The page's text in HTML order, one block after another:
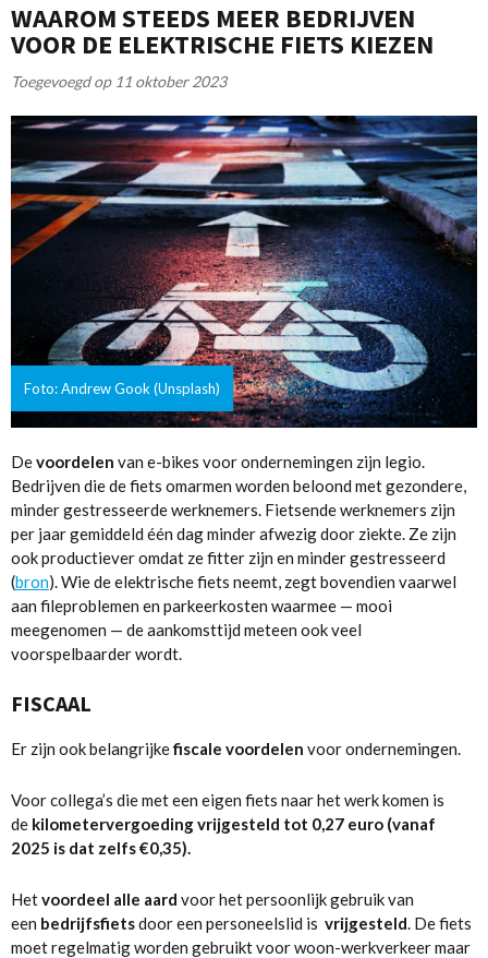
WAAROM STEEDS MEER BEDRIJVEN
VOOR DE ELEKTRISCHE FIETS KIEZEN
Toegevoegd op 11 oktober 2023
Foto: Andrew Gook (Unsplash)
Devoordelen van e-bikes voor ondernemingen zijn legio.
Bedrijven die de fiets omarmen worden beloond met gezondere,
minder gestresseerde werknemers. Fietsende werknemers zijn
per jaar gemiddeld één dag minder afwezig door ziekte. Ze zijn
ook productiever omdat ze fitter zijn en minder gestresseerd
(bron). Wie de elektrische fiets neemt, zegt bovendien vaarwel
aan fileproblemen en parkeerkosten waarmee — mooi
meegenomen — de aankomsttijd meteen ook veel
voorspelbaarder wordt.
FISCAAL
Er zijn ook belangrijkefiscale voordelen voor ondernemingen.
Voor collega’s die met een eigen fiets naar het werk komen is
de kilometervergoeding vrijgesteld tot 0,27 euro (vanaf
2025 is dat zelfs €0,35).
Hetvoordeel alle aard voor het persoonlijk gebruik van
een bedrijfsfietsdoor een personeelslid is vrijgesteld . De fiets
moet regelmatig worden gebruikt voor woon-werkverkeer maar